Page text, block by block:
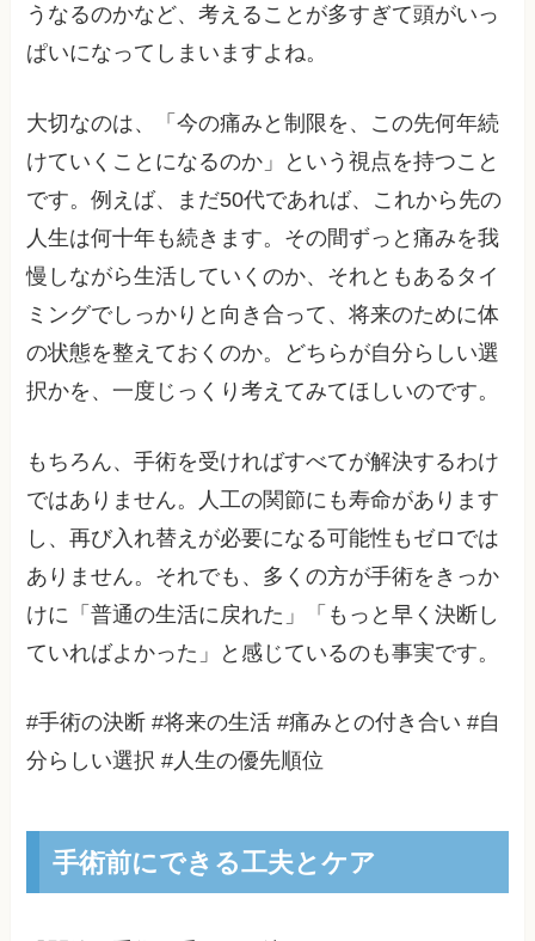
うなるのかなど、考えることが多すぎて頭がいっ
ぱいになってしまいますよね。
大切なのは、「今の痛みと制限を、この先何年続
けていくことになるのか」という視点を持つこと
です。例えば、まだ50代であれば、これから先の
人生は何十年も続きます。その間ずっと痛みを我
慢しながら生活していくのか、それともあるタイ
ミングでしっかりと向き合って、将来のために体
の状態を整えておくのか。どちらが自分らしい選
択かを、一度じっくり考えてみてほしいのです。
もちろん、手術を受ければすべてが解決するわけ
ではありません。人工の関節にも寿命があります
し、再び入れ替えが必要になる可能性もゼロでは
ありません。それでも、多くの方が手術をきっか
けに「普通の生活に戻れた」「もっと早く決断し
ていればよかった」と感じているのも事実です。
#手術の決断 #将来の生活 #痛みとの付き合い #自
分らしい選択 #人生の優先順位
手術前にできる工夫とケア